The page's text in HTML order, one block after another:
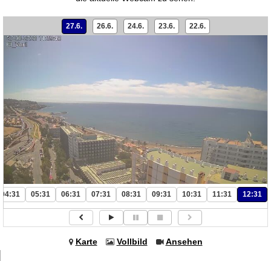
27.6. 26.6. 24.6. 23.6. 22.6.
04:31 05:31 06:31 07:31 08:31 09:31 10:31 11:31 12:31
Karte Vollbild Ansehen